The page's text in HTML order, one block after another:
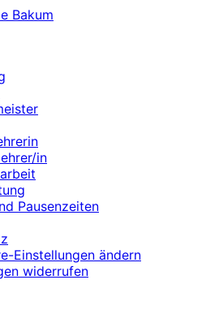
Bakum
in
Pausenzeiten
Einstellungen ändern
widerrufen